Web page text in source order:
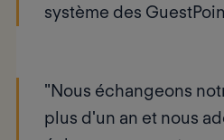
système des
"Nous échangeons
plus d'un an et nous